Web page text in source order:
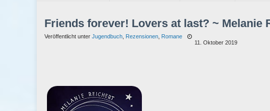
Friends forever! Lovers at last? ~ Melanie
Veröffentlicht unter Jugendbuch Rezensionen Romane
11. Oktober 2019